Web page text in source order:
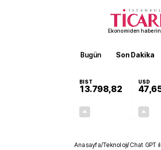
Ekonomiden
Bugün Son Dakika
BIST
13.798,82
USD
Anasayfa/Teknoloji/Chat GPT